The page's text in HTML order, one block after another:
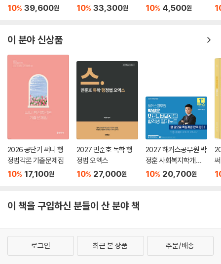
서
10% 39,600원
(요.플.)
10% 33,300원
의 초대
10% 4,500원
이 분야 신상품
2026 공단기 써니 행
정법각론 기출문제집
10% 17,100원
2027 민준호 독학 행
정법 오엑스
10% 27,000원
2027 해커스공무원 박
정훈 사회복지학개론
합격생 필기노트
10% 20,700원
서
이 책을 구입하신 분들이 산 분야 책
로그인 최근 본 상품 주문/배송